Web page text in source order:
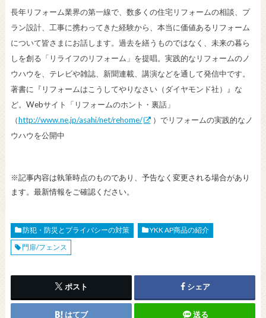
長年リフォーム業界の第一線で、数多くの住宅リフォームの相談、プ
ラン設計、工事に携わってきた経験から、本当に価値あるリフォーム
について皆さまにお話します。過去を繕うものではなく、未来の暮ら
しを創る「リライフのリフォーム」を提唱。実践的なリフォームのノ
ウハウを、テレビや雑誌、新聞連載、講演などを通して発信中です。
著書に『リフォームはこうしてやりなさい（ダイヤモンド社）』な
ど。Webサイト「リフォームのホント・裏話」
（http://www.ne.jp/asahi/net/rehome/
）でリフォームの実践的なノ
ウハウを公開中
※記事内容は執筆時点のものであり、予告なく変更される場合があり
ます。最新情報をご確認ください。
防犯・防災とプライバシーの対策
YKK AP商品の紹介
門扉/フェンス
ポスト シェア
はてブ 送る